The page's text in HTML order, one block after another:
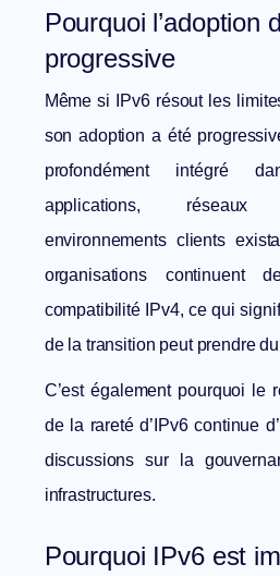
Pourquoi l’adoption
progressive
Même si IPv6 résout les
son adoption a été
profondément intégré
applications,
environnements clients
organisations continuent
compatibilité IPv4, ce qui
de la transition peut prendre
C’est également pourquoi le
de la rareté d’IPv6continue
discussions sur la
infrastructures.
Pourquoi IPv6 est